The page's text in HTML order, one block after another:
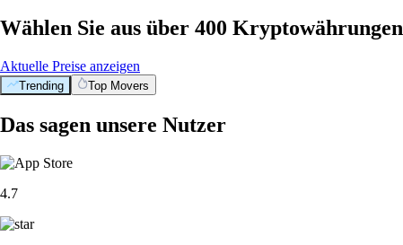
Wählen Sie aus über 400 Kryptowährungen
Aktuelle Preise anzeigen
Trending Top Movers
Das sagen unsere Nutzer
4.7